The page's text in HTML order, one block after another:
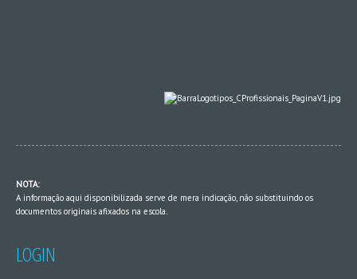
NOTA:
A informação aqui disponibilizada serve de mera indicação, não substituindo os
documentos originais afixados na escola.
LOGIN